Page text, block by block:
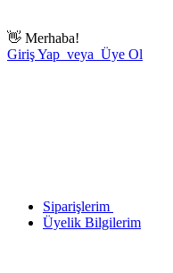
👋 Merhaba!
Giriş Yap veya Üye Ol
Siparişlerim
Üyelik Bilgilerim